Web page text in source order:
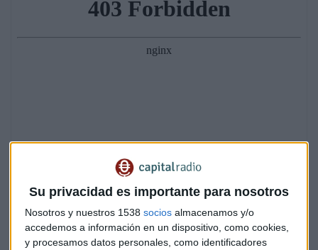
Su privacidad es importante para nosotros
Nosotros y nuestros 1538 socios almacenamos y/o
accedemos a información en un dispositivo, como cookies,
y procesamos datos personales, como identificadores